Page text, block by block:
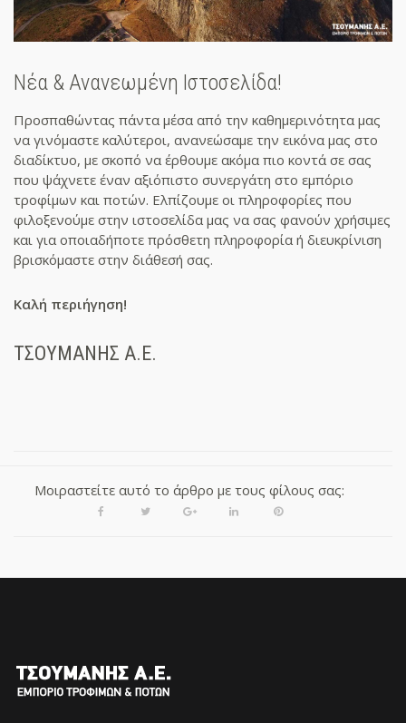
Νέα & Ανανεωμένη Ιστοσελίδα!
Προσπαθώντας πάντα μέσα από την καθημερινότητα μας
να γινόμαστε καλύτεροι, ανανεώσαμε την εικόνα μας στο
διαδίκτυο, με σκοπό να έρθουμε ακόμα πιο κοντά σε σας
που ψάχνετε έναν αξιόπιστο συνεργάτη στο εμπόριο
τροφίμων και ποτών. Ελπίζουμε οι πληροφορίες που
φιλοξενούμε στην ιστοσελίδα μας να σας φανούν χρήσιμες
και για οποιαδήποτε πρόσθετη πληροφορία ή διευκρίνιση
βρισκόμαστε στην διάθεσή σας.
Καλή περιήγηση!
ΤΣΟΥΜΑΝΗΣ Α.Ε.
Μοιραστείτε αυτό το άρθρο με τους φίλους σας:
FacebookTwitter Google+LinkedInPinterest